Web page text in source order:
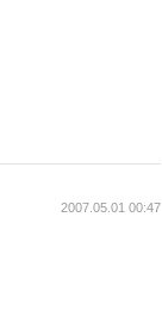
2007.05.01 00:47